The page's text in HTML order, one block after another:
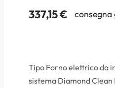
337,15€ consegna
Tipo Forno elettrico da
sistema Diamond